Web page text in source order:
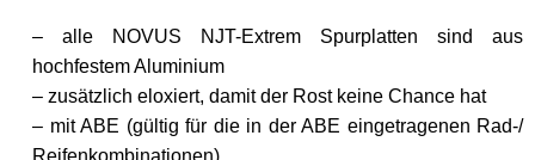
– alle NOVUS NJT-Extrem Spurplatten sind aus
hochfestem Aluminium
– zusätzlich eloxiert, damit der Rost keine Chance hat
– mit ABE (gültig für die in der ABE eingetragenen Rad-/
Reifenkombinationen)